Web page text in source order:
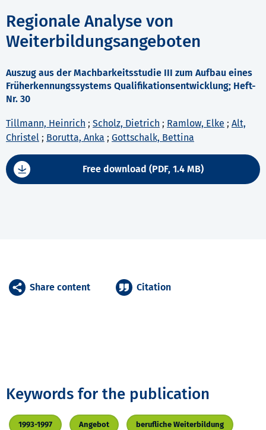
Regionale Analyse von
Weiterbildungsangeboten
Auszug aus der Machbarkeitsstudie III zum Aufbau eines
Früherkennungssystems Qualifikationsentwicklung; Heft-
Nr. 30
Tillmann, Heinrich ; Scholz, Dietrich ; Ramlow, Elke ; Alt,
Christel ; Borutta, Anka ; Gottschalk, Bettina
Free download (PDF, 1.4 MB)
Share content Citation
Keywords for the publication
1993-1997 Angebot berufliche Weiterbildung